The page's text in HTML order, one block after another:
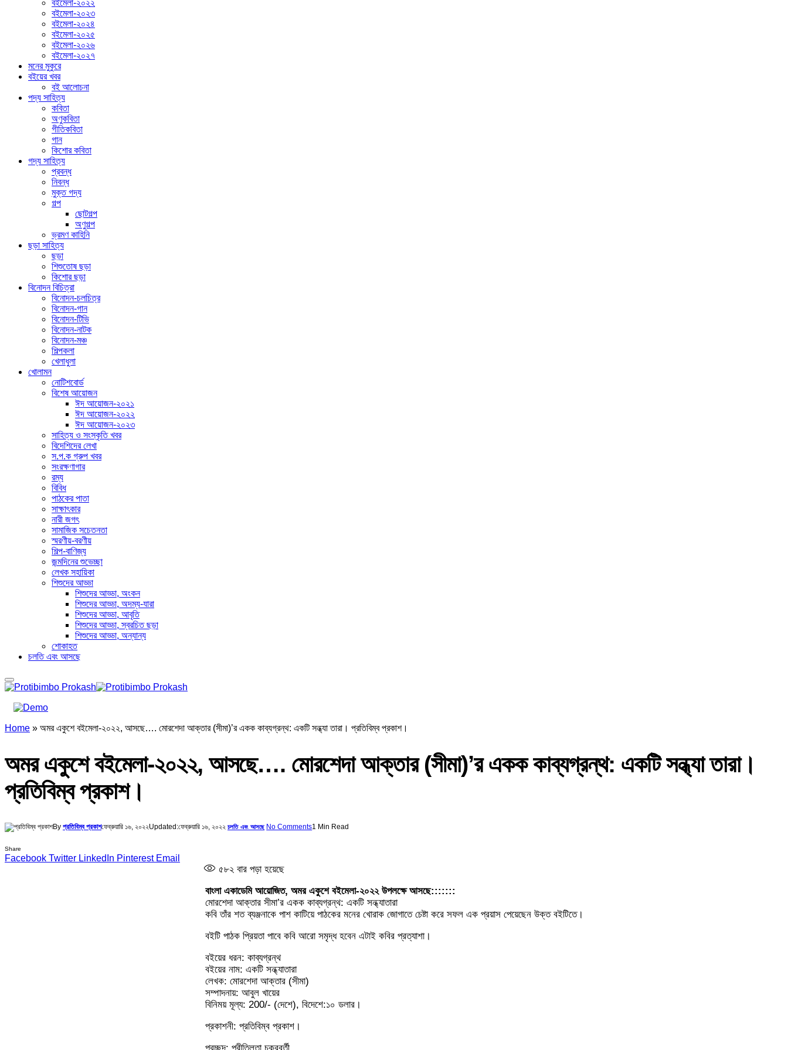
বইমেলা-২০২২
বইমেলা-২০২৩
বইমেলা-২০২৪
বইমেলা-২০২৫
বইমেলা-২০২৬
বইমেলা-২০২৭
মনের মুকুরে
বইয়ের খবর
বই আলোচনা
পদ্য সাহিত্য
কবিতা
অণুকবিতা
গীতিকবিতা
গান
কিশোর কবিতা
গদ্য সাহিত্য
প্রবন্ধ
নিবন্ধ
মুক্ত গদ্য
গল্প
ছোটগল্প
অণুগল্প
ভ্রমণ কাহিনি
ছড়া সাহিত্য
ছড়া
শিশুতোষ ছড়া
কিশোর ছড়া
বিনোদন বিচিত্রা
বিনোদন-চলচিত্র
বিনোদন-গান
বিনোদন-টিভি
বিনোদন-নাটক
বিনোদন-মঞ্চ
শিল্পকলা
খেলাধুলা
খোলামন
নোটিশবোর্ড
বিশেষ আয়োজন
ঈদ আয়োজন-২০২১
ঈদ আয়োজন-২০২২
ঈদ আয়োজন-২০২৩
সাহিত্য ও সংস্কৃতি খবর
বিদেশিদের লেখা
স.প.ক গ্রুপ খবর
সংরক্ষণাগার
রম্য
বিবিধ
পাঠকের পাতা
সাক্ষাৎকার
নারী জগৎ
সামাজিক সচেতনতা
স্মরণীয়-বরণীয়
শিল্প-বাণিজ্য
জন্মদিনের শুভেচ্ছা
লেখক সহায়িকা
শিশুদের আড্ডা
শিশুদের আড্ডা, অংকন
শিশুদের আড্ডা, অদম্য-যারা
শিশুদের আড্ডা, আবৃতি
শিশুদের আড্ডা, স্বরচিত ছড়া
শিশুদের আড্ডা, অন্যান্য
শোকাহত
চলতি এবং আসছে
Home » অমর একুশে বইমেলা-২০২২, আসছে…. মোরশেদা আক্তার (সীমা)’র একক কাব্যগ্রন্থ: একটি সন্ধ্যা তারা। প্রতিবিম্ব প্রকাশ।
অমর একুশে বইমেলা-২০২২, আসছে…. মোরশেদা আক্তার (সীমা)’র একক কাব্যগ্রন্থ: একটি সন্ধ্যা তারা।
প্রতিবিম্ব প্রকাশ।
By প্রতিবিম্ব প্রকাশফেব্রুয়ারি ১৬, ২০২২Updated:ফেব্রুয়ারি ১৬, ২০২২ চলতি এবং আসছে No Comments1 Min Read
Share
Facebook Twitter LinkedIn Pinterest Email
৫৮২ বার পড়া হয়েছে
বাংলা একাডেমি আয়োজিত, অমর একুশে বইমেলা-২০২২ উপলক্ষে আসছে:::::::
মোরশেদা আক্তার সীমা’র একক কাব্যগ্রন্থ: একটি সন্ধ্যাতারা
কবি তাঁর শত ব্যঞ্জনাকে পাশ কাটিয়ে পাঠকের মনের খোরাক জোগাতে চেষ্টা করে সফল এক প্রয়াস পেয়েছেন উক্ত বইটিতে।
বইটি পাঠক প্রিয়তা পাবে কবি আরো সমৃদ্ধ হবেন এটাই কবির প্রত্যাশা।
বইয়ের ধরন: কাব্যগ্রন্থ
বইয়ের নাম: একটি সন্ধ্যাতারা
লেখক: মোরশেদা আক্তার (সীমা)
সম্পাদনায়: আবুল খায়ের
বিনিময় মূল্য: 200/- (দেশে), বিদেশে:১০ ডলার।
প্রকাশনী: প্রতিবিম্ব প্রকাশ।